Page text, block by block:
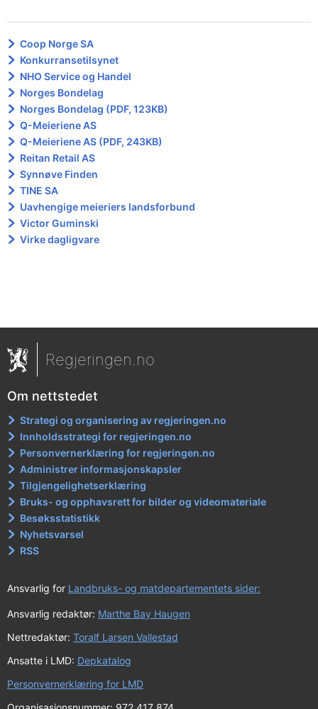
Coop Norge SA
Konkurransetilsynet
NHO Service og Handel
Norges Bondelag
Norges Bondelag (PDF, 123KB)
Q-Meieriene AS
Q-Meieriene AS (PDF, 243KB)
Reitan Retail AS
Synnøve Finden
TINE SA
Uavhengige meieriers landsforbund
Victor Guminski
Virke dagligvare
Regjeringen.no
Om nettstedet
Strategi og organisering av regjeringen.no
Innholdsstrategi for regjeringen.no
Personvernerklæring for regjeringen.no
Administrer informasjonskapsler
Tilgjengelighetserklæring
Bruks- og opphavsrett for bilder og videomateriale
Besøksstatistikk
Nyhetsvarsel
RSS
Ansvarlig for Landbruks- og matdepartementets sider:
Ansvarlig redaktør: Marthe Bay Haugen
Nettredaktør: Toralf Larsen Vallestad
Ansatte i LMD: Depkatalog
Personvernerklæring for LMD